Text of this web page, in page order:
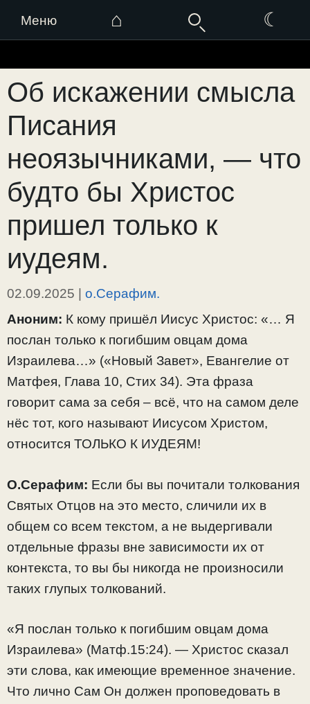
Меню ⌂ ☾
к
содержимому
Об искажении смысла
Писания
неоязычниками, — что
будто бы Христос
пришел только к
иудеям.
02.09.2025 | о.Серафим.
Аноним: К кому пришёл Иисус Христос: «… Я
послан только к погибшим овцам дома
Израилева…» («Новый Завет», Евангелие от
Матфея, Глава 10, Стих 34). Эта фраза
говорит сама за себя – всё, что на самом деле
нёс тот, кого называют Иисусом Христом,
относится ТОЛЬКО К ИУДЕЯМ!
О.Серафим: Если бы вы почитали толкования
Святых Отцов на это место, сличили их в
общем со всем текстом, а не выдергивали
отдельные фразы вне зависимости их от
контекста, то вы бы никогда не произносили
таких глупых толкований.
«Я послан только к погибшим овцам дома
Израилева» (Матф.15:24). — Христос сказал
эти слова, как имеющие временное значение.
Что лично Сам Он должен проповедовать в